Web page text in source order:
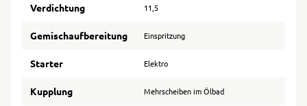
Verdichtung 11,5
Gemischaufbereitung Einspritzung
Starter Elektro
Kupplung Mehrscheiben im Ölbad